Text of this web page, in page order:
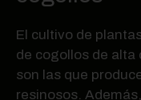
El cultivo de
de cogollos de alta
son las que
resinosos.